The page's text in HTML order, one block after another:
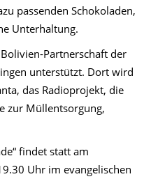
passenden Schokoladen,
Unterhaltung.
Partnerschaft der
unterstützt. Dort wird
das Radioprojekt, die
zur Müllentsorgung,
findet statt am
Uhr im evangelischen